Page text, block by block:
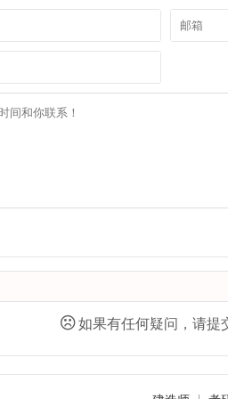
如果有任何疑问，请提